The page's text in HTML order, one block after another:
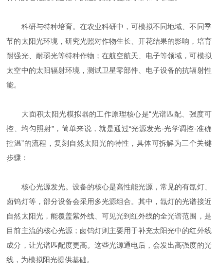
科研与特种培育。在农业科研中，可模拟不同地域、不同季
节的太阳光环境，研究光照对作物生长、开花结果的影响，培育
耐强光、耐弱光等特种作物；在航空航天、电子等领域，可模拟
太空中的太阳辐射环境，测试卫星零部件、电子设备的抗辐射性
能。
大面积太阳光模拟器的工作原理核心是“光谱匹配、强度可
控、均匀照射”，简单来说，就是通过“光源发光-光学调控-准确
控温”的流程，复刻自然太阳光的特性，具体可拆解为三个关键
步骤：
核心光源发光。设备的核心是高性能光源，常见的有氙灯、
卤钨灯等，部分设备会采用多光源组合。其中，氙灯的光谱接近
自然太阳光，能覆盖紫外线、可见光到红外线的全光谱范围，是
目前主流的核心光源；卤钨灯则主要用于补充太阳光中的红外线
成分，让光谱匹配度更高。这些光源通电后，会发出高强度的光
线，为模拟阳光提供基础。